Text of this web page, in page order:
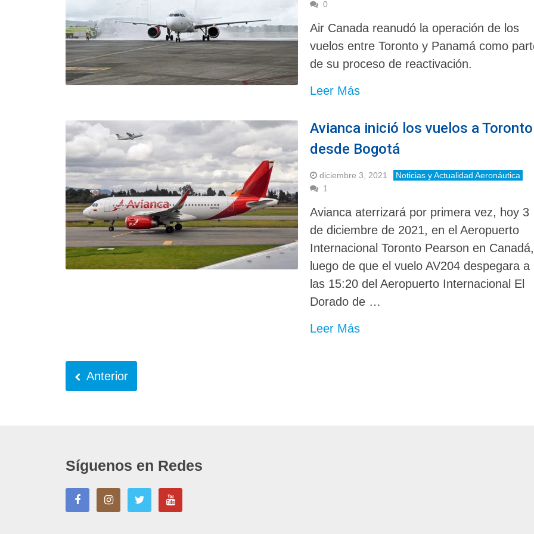
0
Air Canada reanudó la operación de los
vuelos entre Toronto y Panamá como
de su proceso de reactivación.
Leer Más
Avianca inició los vuelos a Toronto
desde Bogotá
diciembre 3, 2021
Noticias y Actualidad Aeronáutica
1
Avianca aterrizará por primera vez, hoy 3
de diciembre de 2021, en el Aeropuerto
Internacional Toronto Pearson en Canadá,
luego de que el vuelo AV204 despegara a
las 15:20 del Aeropuerto Internacional El
Dorado de …
Leer Más
Anterior
Síguenos en Redes